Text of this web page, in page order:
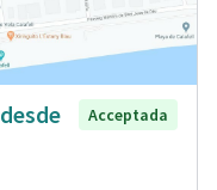
Acceptada